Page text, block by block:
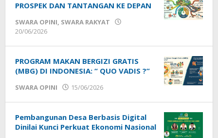
PROSPEK DAN TANTANGAN KE DEPAN
SWARA OPINI SWARA RAKYAT
20/06/2026
PROGRAM MAKAN BERGIZI GRATIS
(MBG) DI INDONESIA: “ QUO VADIS ?”
SWARA OPINI 15/06/2026
Pembangunan Desa Berbasis Digital
Dinilai Kunci Perkuat Ekonomi Nasional